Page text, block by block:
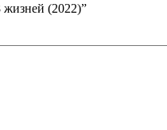
жизней (2022)”